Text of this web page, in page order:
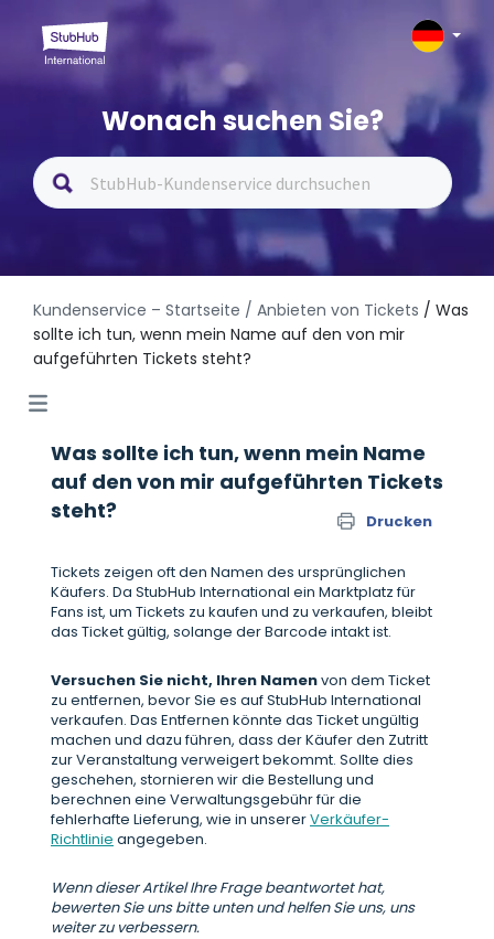
Wonach suchen Sie?
Kundenservice – Startseite / Anbieten von Tickets / Was
sollte ich tun, wenn mein Name auf den von mir
aufgeführten Tickets steht?
Was sollte ich tun, wenn mein Name
auf den von mir aufgeführten Tickets
steht?
Drucken
Tickets zeigen oft den Namen des ursprünglichen
Käufers. Da StubHub International ein Marktplatz für
Fans ist, um Tickets zu kaufen und zu verkaufen, bleibt
das Ticket gültig, solange der Barcode intakt ist.
Versuchen Sie nicht, Ihren Namenvon dem Ticket
zu entfernen, bevor Sie es auf StubHub International
verkaufen. Das Entfernen könnte das Ticket ungültig
machen und dazu führen, dass der Käufer den Zutritt
zur Veranstaltung verweigert bekommt. Sollte dies
geschehen, stornieren wir die Bestellung und
berechnen eine Verwaltungsgebühr für die
fehlerhafte Lieferung, wie in unsererVerkäufer-
Richtlinie angegeben.
Wenn dieser Artikel Ihre Frage beantwortet hat,
bewerten Sie uns bitte unten und helfen Sie uns, uns
weiter zu verbessern.